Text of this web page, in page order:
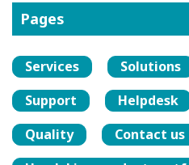
Pages
Services Solutions
Support
Helpdesk
Quality
Contact us